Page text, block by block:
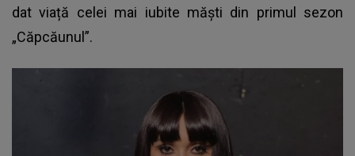
dat viață celei mai iubite măști din primul sezon
„Căpcăunul”.